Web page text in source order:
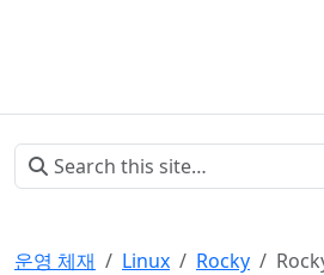
운영 체재 Linux Rocky